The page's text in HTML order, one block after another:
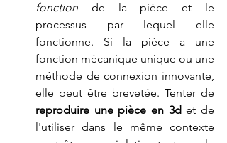
fonction de la pièce et le
processus par lequel elle
fonctionne. Si la pièce a une
fonction mécanique unique ou une
méthode de connexion innovante,
reproduire une pièce en 3d et de
l'utiliser dans le même contexte